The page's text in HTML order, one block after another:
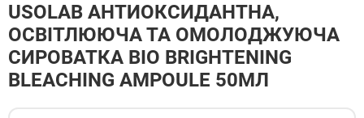
USOLAB АНТИОКСИДАНТНА,
ОСВІТЛЮЮЧА ТА ОМОЛОДЖУЮЧА
СИРОВАТКА BIO BRIGHTENING
BLEACHING AMPOULE 50МЛ